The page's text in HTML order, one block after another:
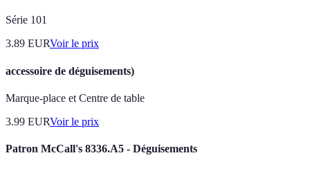
Série 101
3.89 EURVoir le prix
accessoire de déguisements)
Marque-place et Centre de table
3.99 EURVoir le prix
Patron McCall's 8336.A5 - Déguisements